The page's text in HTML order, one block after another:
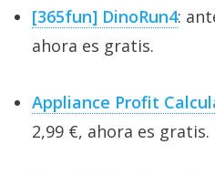
[365fun] DinoRun4:
ahora es gratis.
Appliance Profit
2,99 €, ahora es gratis.